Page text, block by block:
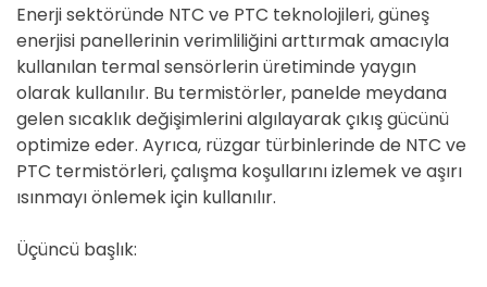
Enerji sektöründe NTC ve PTC teknolojileri, güneş
enerjisi panellerinin verimliliğini arttırmak amacıyla
kullanılan termal sensörlerin üretiminde yaygın
olarak kullanılır. Bu termistörler, panelde meydana
gelen sıcaklık değişimlerini algılayarak çıkış gücünü
optimize eder. Ayrıca, rüzgar türbinlerinde de NTC ve
PTC termistörleri, çalışma koşullarını izlemek ve aşırı
ısınmayı önlemek için kullanılır.
Üçüncü başlık: